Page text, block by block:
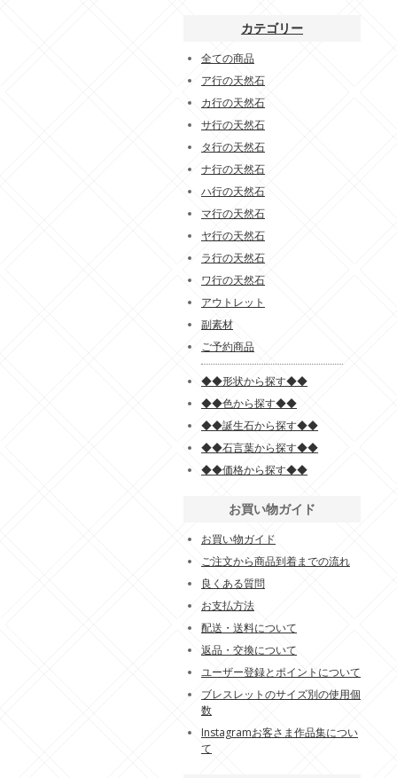
カテゴリー
全ての商品
ア行の天然石
カ行の天然石
サ行の天然石
タ行の天然石
ナ行の天然石
ハ行の天然石
マ行の天然石
ヤ行の天然石
ラ行の天然石
ワ行の天然石
アウトレット
副素材
ご予約商品
◆◆形状から探す◆◆
◆◆色から探す◆◆
◆◆誕生石から探す◆◆
◆◆石言葉から探す◆◆
◆◆価格から探す◆◆
お買い物ガイド
お買い物ガイド
ご注文から商品到着までの流れ
良くある質問
お支払方法
配送・送料について
返品・交換について
ユーザー登録とポイントについて
ブレスレットのサイズ別の使用個
数
Instagramお客さま作品集につい
て